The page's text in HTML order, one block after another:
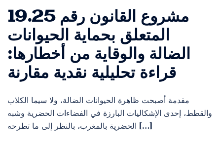
مشروع القانون رقم 19.25
المتعلق بحماية الحيوانات
الضالة والوقاية من أخطارها:
قراءة تحليلية نقدية مقارنة
مقدمة أصبحت ظاهرة الحيوانات الضالة، ولا سيما الكلاب
والقطط، إحدى الإشكاليات البارزة في الفضاءات الحضرية وشبه
الحضرية بالمغرب، بالنظر إلى ما تطرحه […]